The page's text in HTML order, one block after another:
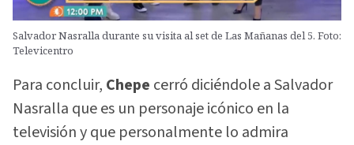
Salvador Nasralla durante su visita al set de Las Mañanas del 5. Foto:
Televicentro
Para concluir, Chepe cerró diciéndole a Salvador
Nasralla que es un personaje icónico en la
televisión y que personalmente lo admira